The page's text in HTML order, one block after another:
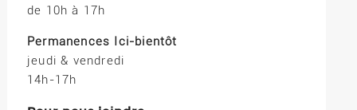
de 10h à 17h
Permanences Ici-bientôt
jeudi & vendredi
14h-17h